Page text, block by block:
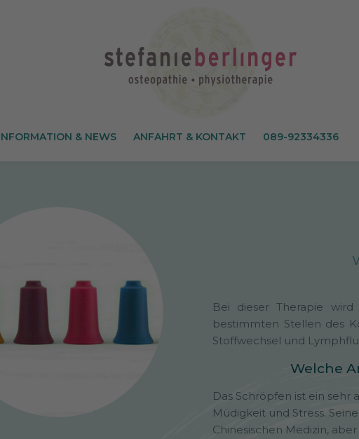
& NEWS ANFAHRT & KONTAKT 089-92334336
Bei dieser Therapie
bestimmten Stellen des
Stoffwechsel und
Welche
Das Schröpfen ist ein
Müdigkeit und Stress.
Chinesischen Medizin,